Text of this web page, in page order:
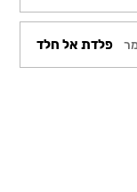
פלדת אל חלד